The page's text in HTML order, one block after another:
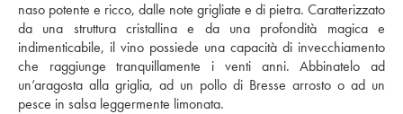
naso potente e ricco, dalle note grigliate e di pietra. Caratterizzato
da una struttura cristallina e da una profondità magica e
indimenticabile, il vino possiede una capacità di invecchiamento
che raggiunge tranquillamente i venti anni. Abbinatelo ad
un’aragosta alla griglia, ad un pollo di Bresse arrosto o ad un
pesce in salsa leggermente limonata.